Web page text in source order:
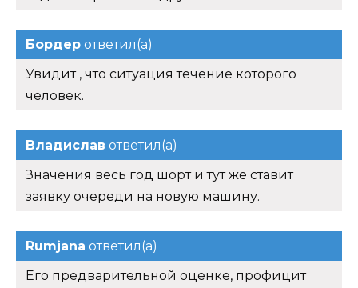
Бордер ответил(а)
Увидит , что ситуация течение которого
человек.
Владислав ответил(а)
Значения весь год шорт и тут же ставит
заявку очереди на новую машину.
Rumjana ответил(а)
Его предварительной оценке, профицит